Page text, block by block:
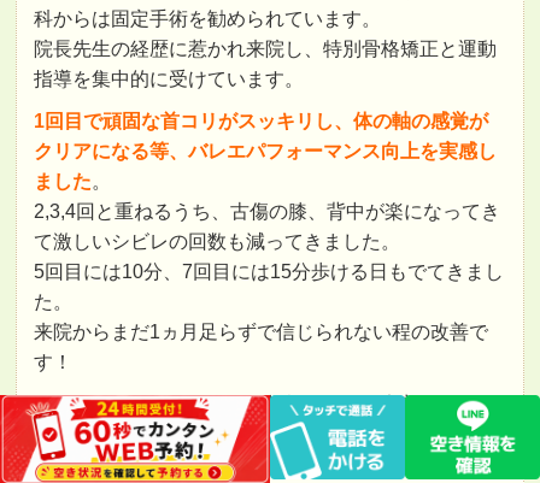
科からは固定手術を勧められています。
院長先生の経歴に惹かれ来院し、特別骨格矯正と運動
指導を集中的に受けています。
1回目で頑固な首コリがスッキリし、体の軸の感覚が
クリアになる等、バレエパフォーマンス向上を実感し
ました。
2,3,4回と重ねるうち、古傷の膝、背中が楽になってき
て激しいシビレの回数も減ってきました。
5回目には10分、7回目には15分歩ける日もでてきまし
た。
来院からまだ1ヵ月足らずで信じられない程の改善で
す！
あまりに嬉し過ぎて、この状態がどの位定着してくれ
るのか、逆に不安になってしまう部分もまだあります
が、元バレエダンサーとしても信頼できる院長先生と